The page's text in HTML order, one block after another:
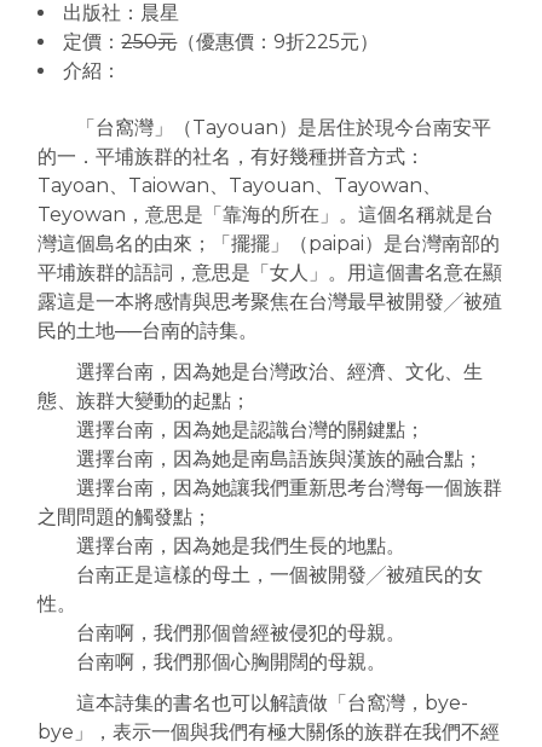
出版社：晨星
定價：250元（優惠價：9折225元）
介紹：
「台窩灣」（Tayouan）是居住於現今台南安平
的一．平埔族群的社名，有好幾種拼音方式：
Tayoan、Taiowan、Tayouan、Tayowan、
Teyowan，意思是「靠海的所在」。這個名稱就是台
灣這個島名的由來；「擺擺」（paipai）是台灣南部的
平埔族群的語詞，意思是「女人」。用這個書名意在顯
露這是一本將感情與思考聚焦在台灣最早被開發╱被殖
民的土地──台南的詩集。
選擇台南，因為她是台灣政治、經濟、文化、生
態、族群大變動的起點；
選擇台南，因為她是認識台灣的關鍵點；
選擇台南，因為她是南島語族與漢族的融合點；
選擇台南，因為她讓我們重新思考台灣每一個族群
之間問題的觸發點；
選擇台南，因為她是我們生長的地點。
台南正是這樣的母土，一個被開發╱被殖民的女
性。
台南啊，我們那個曾經被侵犯的母親。
台南啊，我們那個心胸開闊的母親。
這本詩集的書名也可以解讀做「台窩灣，bye-
bye」，表示一個與我們有極大關係的族群在我們不經